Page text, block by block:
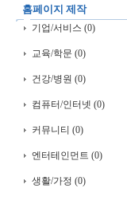
홈페이지 제작
기업/서비스 (0)
교육/학문 (0)
건강/병원 (0)
컴퓨터/인터넷 (0)
커뮤니티 (0)
엔터테인먼트 (0)
생활/가정 (0)